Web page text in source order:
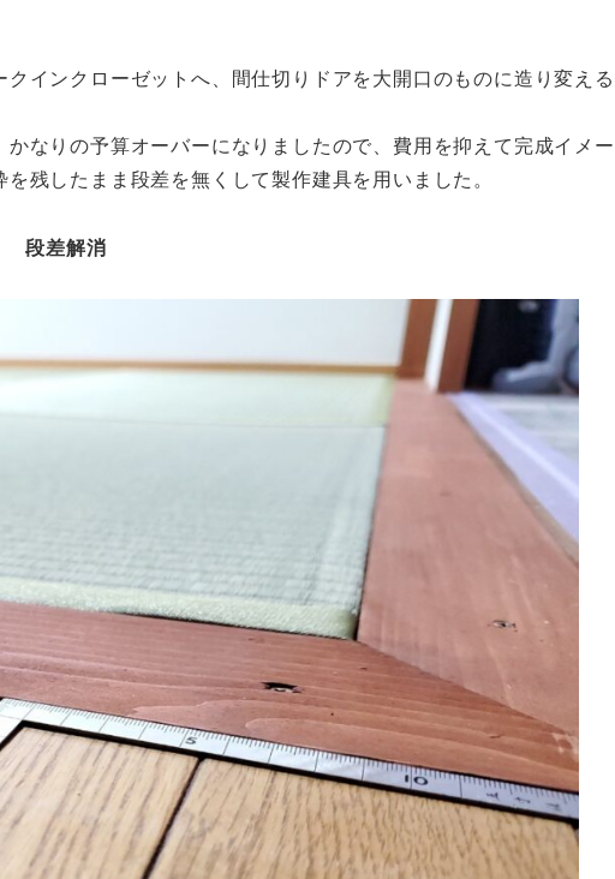
インクローゼットへ、間仕切りドアを大開口のものに造り変える
なりの予算オーバーになりましたので、費用を抑えて完成イメー
残したまま段差を無くして製作建具を用いました。
段差解消